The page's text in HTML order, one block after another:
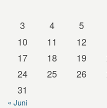
3
4 5
10
11 12
17
18 19
24
25 26
31
« Juni